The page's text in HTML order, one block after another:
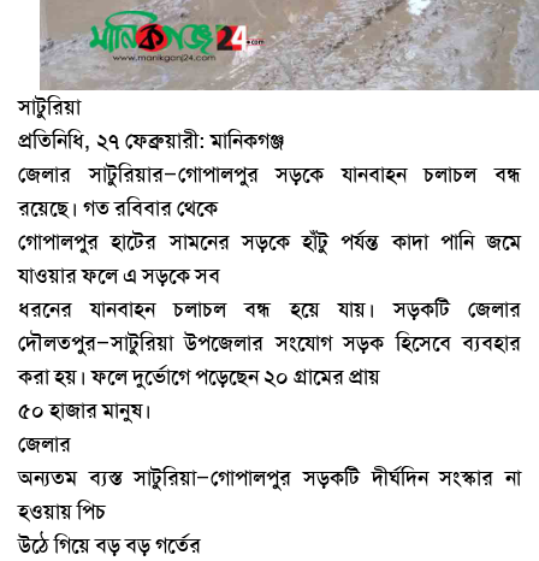
সাটুরিয়া
প্রতিনিধি, ২৭ ফেব্রুয়ারী: মানিকগঞ্জ
জেলার
সাটুরিয়ার–গোপালপুর সড়কে যানবাহন চলাচল
বন্ধ
রয়েছে। গতরবিবারথেকে
গোপালপুর হাটের সামনের সড়কে হাঁটু পর্যন্ত কাদা পানি জমে
যাওয়ারফলেএ সড়কেসব
ধরনের
যানবাহন চলাচল বন্ধ হয়ে যায়। সড়কটি
জেলার
দৌলতপুর–সাটুরিয়া উপজেলার সংযোগ সড়ক হিসেবে ব্যবহার
করাহয়। ফলেদুর্ভোগেপড়েছেন২০ গ্রামেরপ্রায়
৫০ হাজারমানুষ।
জেলার
অন্যতম ব্যস্ত সাটুরিয়া–গোপালপুর সড়কটি দীর্ঘদিন সংস্কার না
হওয়ায়পিচ
উঠেগিয়েবড়বড়গর্তের